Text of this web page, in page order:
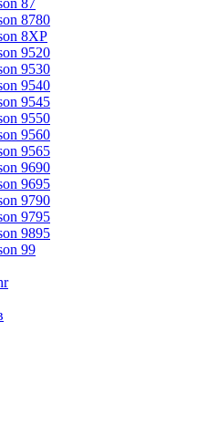
87
8780
8XP
9520
9530
9540
9545
9550
9560
9565
9690
9695
9790
9795
9895
99